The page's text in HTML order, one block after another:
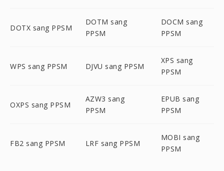
DOTX sang PPSM
DOTM sang
PPSM
DOCM sang
PPSM
WPS sang PPSM DJVU sang PPSM
XPS sang
PPSM
OXPS sang PPSM
AZW3 sang
PPSM
EPUB sang
PPSM
FB2 sang PPSM LRF sang PPSM
MOBI sang
PPSM